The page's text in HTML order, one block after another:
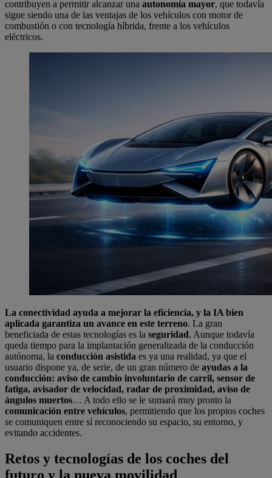
contribuyen a permitir alcanzar una autonomía mayor, que todavía
sigue siendo una de las ventajas de los vehículos con motor de
combustión o con tecnología híbrida, frente a los vehículos
eléctricos.
La conectividad ayuda a mejorar la eficiencia, y la IA bien
aplicada garantiza un avance en este terreno. La gran
beneficiada de estas tecnologías es la seguridad. Aunque todavía
queda tiempo para la implantación generalizada de la conducción
autónoma, la conducción asistida es ya una realidad, ya que el
usuario dispone ya, de serie, de un gran número de ayudas a la
conducción: aviso de cambio involuntario de carril, sensor de
fatiga, avisador de velocidad, radar de proximidad, aviso de
ángulos muertos… A todo ello se le sumará muy pronto la
comunicación entre vehículos, permitiendo que los propios coches
se comuniquen entre sí reconociendo su espacio, su entorno, y
evitando accidentes.
Retos y tecnologías de los coches del